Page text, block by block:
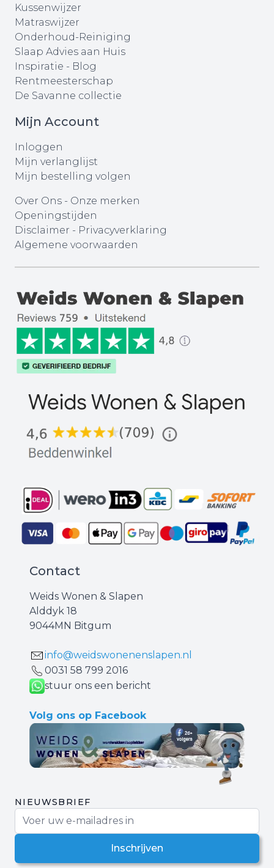
Kussenwijzer
Matraswijzer
Onderhoud-Reiniging
Slaap Advies aan Huis
Inspiratie - Blog
Rentmeesterschap
De Savanne collectie
Mijn Account
Inloggen
Mijn verlanglijst
Mijn bestelling volgen
Over Ons - Onze merken
Openingstijden
Disclaimer - Privacyverklaring
Algemene voorwaarden
Contact
Weids Wonen & Slapen
Alddyk 18
9044MN Bitgum
info@weidswonenenslapen.nl
0031 ‪58 799 2016‬
stuur ons een bericht
Volg ons op Facebook
NIEUWSBRIEF
Inschrijven